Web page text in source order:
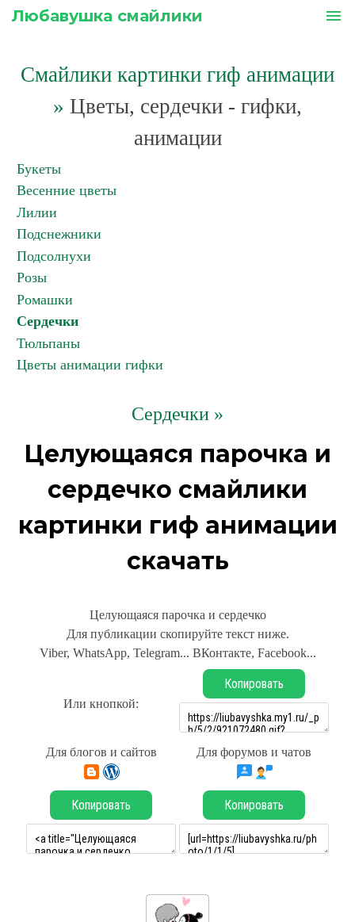
Любавушка смайлики menu
Смайлики картинки гиф анимации
» Цветы, сердечки - гифки,
анимации
Букеты
Весенние цветы
Лилии
Подснежники
Подсолнухи
Розы
Ромашки
Сердечки
Тюльпаны
Цветы анимации гифки
Сердечки »
Целующаяся парочка и
сердечко смайлики
картинки гиф анимации
скачать
Целующаяся парочка и сердечко
Для публикации скопируйте текст ниже.
Viber, WhatsApp, Telegram... ВКонтакте, Facebook...
Или кнопкой:
Копировать
Для блогов и сайтов Для форумов и чатов
Копировать Копировать